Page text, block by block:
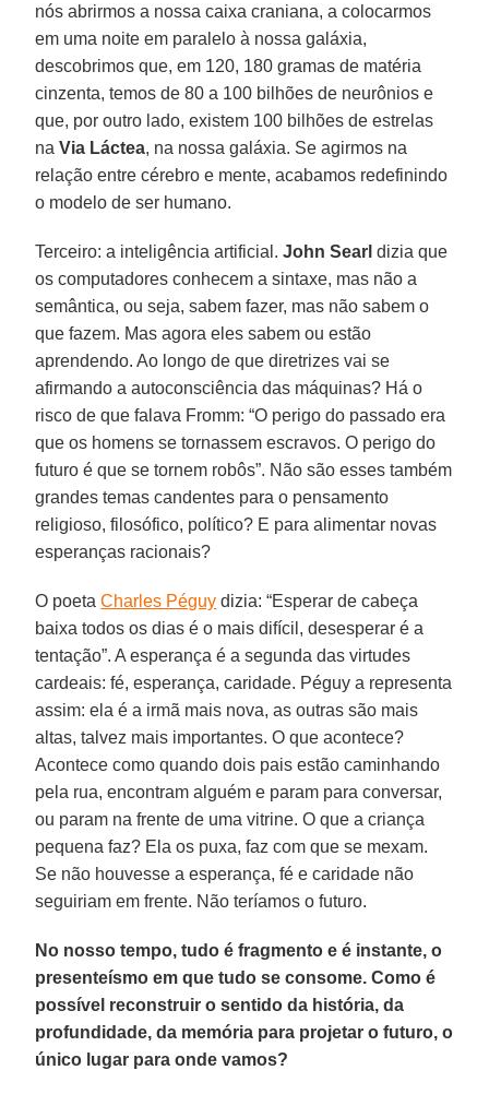
nós abrirmos a nossa caixa craniana, a colocarmos
em uma noite em paralelo à nossa galáxia,
descobrimos que, em 120, 180 gramas de matéria
cinzenta, temos de 80 a 100 bilhões de neurônios e
que, por outro lado, existem 100 bilhões de estrelas
naVia Láctea, na nossa galáxia. Se agirmos na
relação entre cérebro e mente, acabamos redefinindo
o modelo de ser humano.
Terceiro: a inteligência artificial.John Searl dizia que
os computadores conhecem a sintaxe, mas não a
semântica, ou seja, sabem fazer, mas não sabem o
que fazem. Mas agora eles sabem ou estão
aprendendo. Ao longo de que diretrizes vai se
afirmando a autoconsciência das máquinas? Há o
risco de que falava Fromm: “O perigo do passado era
que os homens se tornassem escravos. O perigo do
futuro é que se tornem robôs”. Não são esses também
grandes temas candentes para o pensamento
religioso, filosófico, político? E para alimentar novas
esperanças racionais?
O poetaCharles Péguy dizia: “Esperar de cabeça
baixa todos os dias é o mais difícil, desesperar é a
tentação”. A esperança é a segunda das virtudes
cardeais: fé, esperança, caridade. Péguy a representa
assim: ela é a irmã mais nova, as outras são mais
altas, talvez mais importantes. O que acontece?
Acontece como quando dois pais estão caminhando
pela rua, encontram alguém e param para conversar,
ou param na frente de uma vitrine. O que a criança
pequena faz? Ela os puxa, faz com que se mexam.
Se não houvesse a esperança, fé e caridade não
seguiriam em frente. Não teríamos o futuro.
No nosso tempo, tudo é fragmento e é instante, o
presenteísmo em que tudo se consome. Como é
possível reconstruir o sentido da história, da
profundidade, da memória para projetar o futuro, o
único lugar para onde vamos?